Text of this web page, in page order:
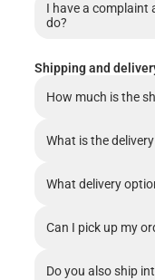
I have a complaint
do?
Shipping and
How much is the
What is the
What delivery
Can I pick up my
Do you also ship